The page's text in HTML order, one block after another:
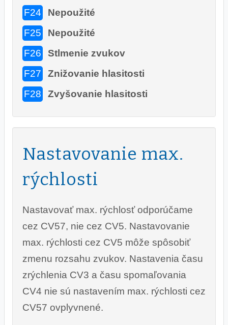
F24
Nepoužité
F25
Nepoužité
F26
Stlmenie zvukov
F27
Znižovanie hlasitosti
F28
Zvyšovanie hlasitosti
Nastavovanie max.
rýchlosti
Nastavovať max. rýchlosť odporúčame
cez CV57, nie cez CV5. Nastavovanie
max. rýchlosti cez CV5 môže spôsobiť
zmenu rozsahu zvukov. Nastavenia času
zrýchlenia CV3 a času spomaľovania
CV4 nie sú nastavením max. rýchlosti cez
CV57 ovplyvnené.